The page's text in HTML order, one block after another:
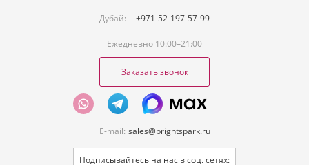
Дубай: +971-52-197-57-99
Ежедневно 10:00–21:00
Заказать звонок
E-mail: sales@brightspark.ru
Подписывайтесь на нас в соц. сетях: